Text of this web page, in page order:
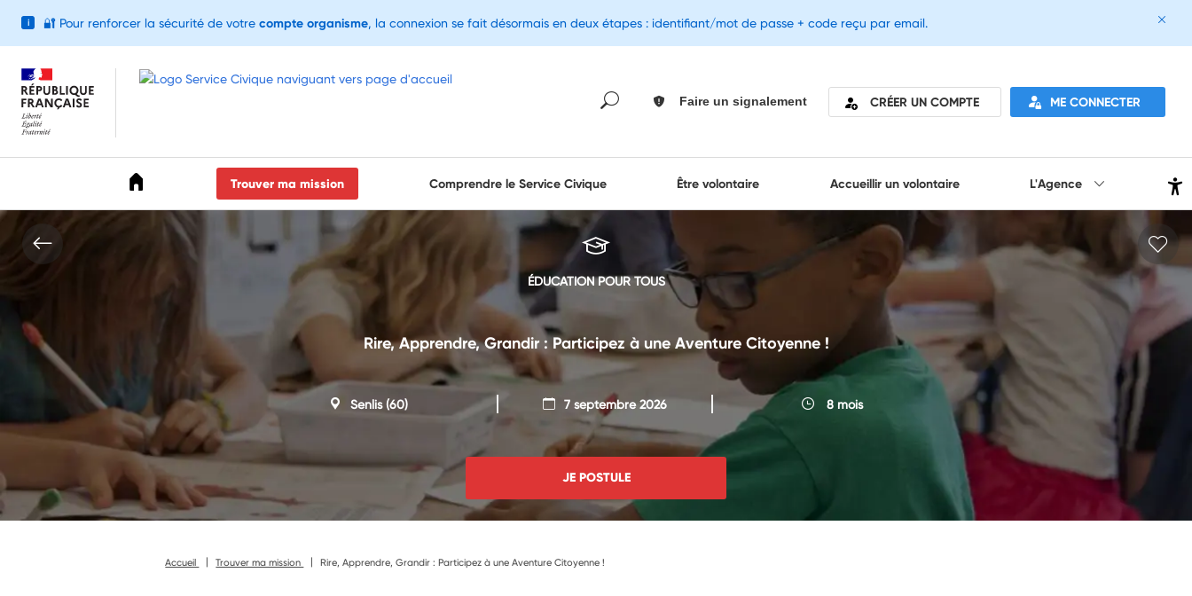
Faire un signalement CRÉER UN COMPTE ME CONNECTER
Trouver ma mission Comprendre le Service Civique Être volontaire Accueillir un volontaire L'Agence
ÉDUCATION POUR TOUS
Rire, Apprendre, Grandir : Participez à une Aventure Citoyenne !
Senlis(60) 7 septembre 2026 8 mois
JE POSTULE
Accueil Trouver ma mission Rire, Apprendre, Grandir : Participez à une Aventure Citoyenne !
i 🔐 Pour renforcer la sécurité de votre compte organisme, la connexion se fait désormais en deux étapes : identifiant/mot de passe + code reçu par email.